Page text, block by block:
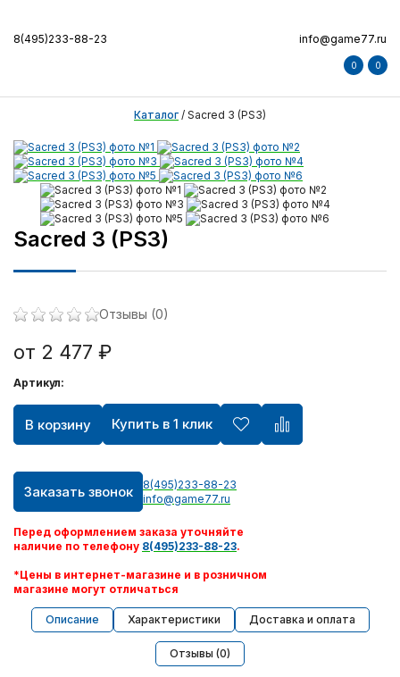
8(495)233-88-23 info@game77.ru
0 0
Каталог / Sacred 3 (PS3)
Sacred 3 (PS3)
Отзывы (0)
от 2 477 ₽
Артикул:
В корзину Купить в 1 клик
Заказать звонок
8(495)233-88-23
info@game77.ru
Перед оформлением заказа уточняйте
наличие по телефону 8(495)233-88-23.
*Цены в интернет-магазине и в розничном
магазине могут отличаться
Описание Характеристики Доставка и оплата
Отзывы (0)